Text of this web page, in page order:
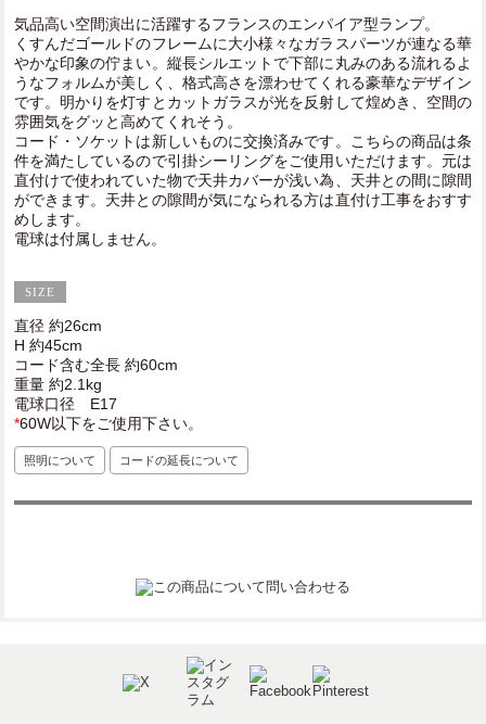
気品高い空間演出に活躍するフランスのエンパイア型ランプ。
くすんだゴールドのフレームに大小様々なガラスパーツが連なる華
やかな印象の佇まい。縦長シルエットで下部に丸みのある流れるよ
うなフォルムが美しく、格式高さを漂わせてくれる豪華なデザイン
です。明かりを灯すとカットガラスが光を反射して煌めき、空間の
雰囲気をグッと高めてくれそう。
コード・ソケットは新しいものに交換済みです。こちらの商品は条
件を満たしているので引掛シーリングをご使用いただけます。元は
直付けで使われていた物で天井カバーが浅い為、天井との間に隙間
ができます。天井との隙間が気になられる方は直付け工事をおすす
めします。
電球は付属しません。
直径 約26cm
H 約45cm
コード含む全長 約60cm
重量 約2.1kg
電球口径 E17
*60W以下をご使用下さい。
照明について コードの延長について